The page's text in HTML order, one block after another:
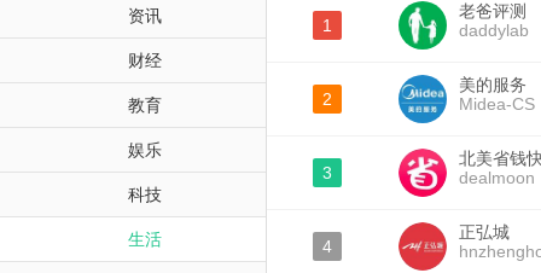
资讯
财经
教育
娱乐
科技
生活
1
老爸评测
daddylab
2
美的服务
Midea-CS
3
北美省钱
dealmoon
4
正弘城